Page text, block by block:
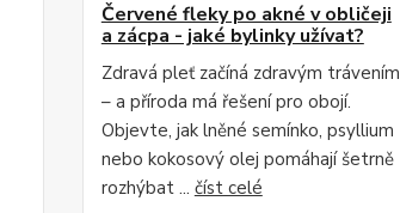
Červené fleky po akné v obličeji
a zácpa - jaké bylinky užívat?
Zdravá pleť začíná zdravým trávením
– a příroda má řešení pro obojí.
Objevte, jak lněné semínko, psyllium
nebo kokosový olej pomáhají šetrně
rozhýbat ... číst celé